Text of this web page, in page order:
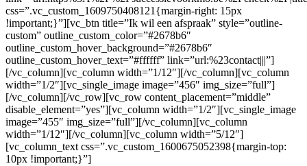
css=”.vc_custom_1609750408121{margin-right: 15px
!important;}”][vc_btn title=”Ik wil een afspraak” style=”outline-
custom” outline_custom_color=”#2678b6″
outline_custom_hover_background=”#2678b6″
outline_custom_hover_text=”#ffffff” link=”url:%23contact|||”]
[/vc_column][vc_column width=”1/12″][/vc_column][vc_column
width=”1/2″][vc_single_image image=”456″ img_size=”full”]
[/vc_column][/vc_row][vc_row content_placement=”middle”
disable_element=”yes”][vc_column width=”1/2″][vc_single_image
image=”455″ img_size=”full”][/vc_column][vc_column
width=”1/12″][/vc_column][vc_column width=”5/12″]
[vc_column_text css=”.vc_custom_1600675052398{margin-top:
10px !important;}”]